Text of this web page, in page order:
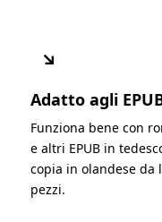
↘
Adatto agli
Funziona bene con
e altri EPUB in
copia in olandese da
pezzi.